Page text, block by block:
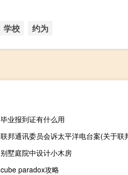
学校 约为
毕业报到证有什么用
别墅庭院中设计小木房
cube paradox攻略